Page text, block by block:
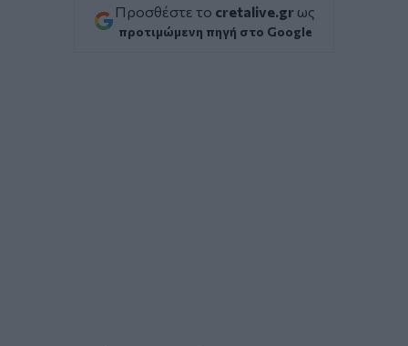
Προσθέστε το cretalive.gr ως
προτιμώμενη πηγή στο Google